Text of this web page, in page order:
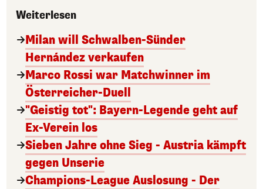
Weiterlesen
Milan will Schwalben-Sünder
Hernández verkaufen
Marco Rossi war Matchwinner im
Österreicher-Duell
"Geistig tot": Bayern-Legende geht auf
Ex-Verein los
Sieben Jahre ohne Sieg - Austria kämpft
gegen Unserie
Champions-League Auslosung - Der